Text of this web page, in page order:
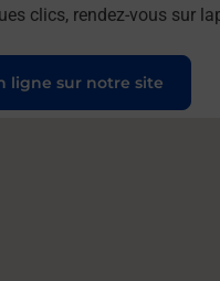
clics, rendez-vous sur
ligne sur notre site